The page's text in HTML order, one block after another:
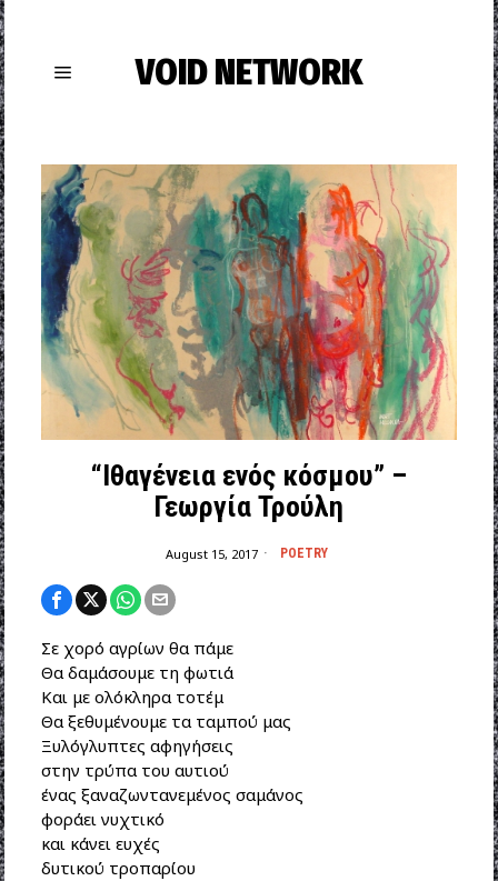
VOID NETWORK
“Ιθαγένεια ενός κόσμου” –
Γεωργία Τρούλη
August 15, 2017 POETRY
Σε χορό αγρίων θα πάμε
Θα δαμάσουμε τη φωτιά
Και με ολόκληρα τοτέμ
Θα ξεθυμένουμε τα ταμπού μας
Ξυλόγλυπτες αφηγήσεις
στην τρύπα του αυτιού
ένας ξαναζωντανεμένος σαμάνος
φοράει νυχτικό
και κάνει ευχές
δυτικού τροπαρίου